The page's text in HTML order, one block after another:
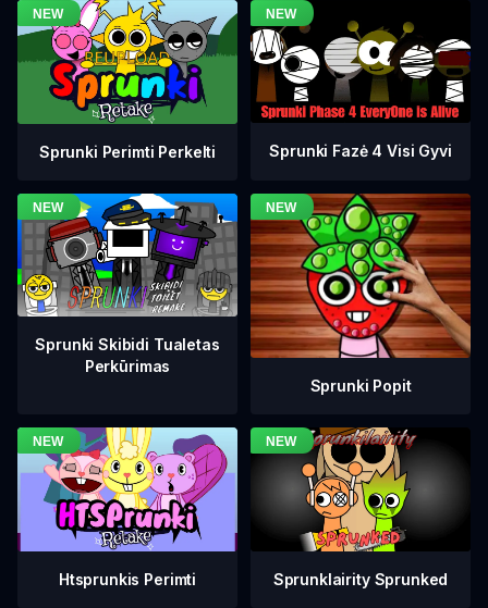
Sprunki Perimti Perkelti Sprunki Fazė 4 Visi Gyvi
Sprunki Skibidi Tualetas
Perkūrimas
Sprunki Popit
Htsprunkis Perimti Sprunklairity Sprunked